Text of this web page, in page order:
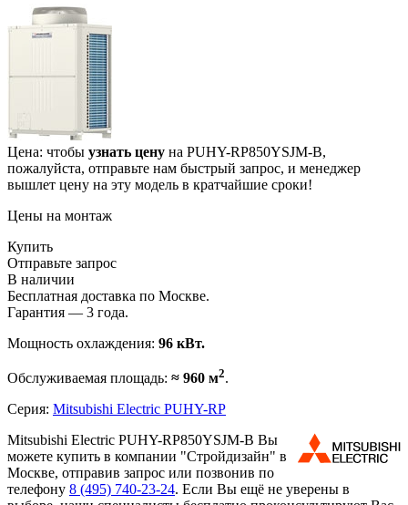
Цена: чтобы узнать цену на PUHY-RP850YSJM-B,
пожалуйста, отправьте нам быстрый запрос, и менеджер
вышлет цену на эту модель в кратчайшие сроки!
Цены на монтаж
Купить
Отправьте запрос
В наличии
Бесплатная доставка по Москве.
Гарантия — 3 года.
Мощность охлаждения: 96 кВт.
Обслуживаемая площадь: ≈ 960 м2.
Серия: Mitsubishi Electric PUHY-RP
Mitsubishi Electric PUHY-RP850YSJM-B Вы
можете купить в компании "Стройдизайн" в
Москве, отправив запрос или позвонив по
телефону 8 (495) 740-23-24. Если Вы ещё не уверены в